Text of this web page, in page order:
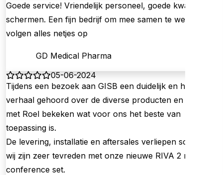
Goede service! Vriendelijk personeel, goede kwaliteit
schermen. Een fijn bedrijf om mee samen te werken, ze
volgen alles netjes op
GD Medical Pharma
05-06-2024
Tijdens een bezoek aan GISB een duidelijk en helder
verhaal gehoord over de diverse producten en samen
met Roel bekeken wat voor ons het beste van
toepassing is.
De levering, installatie en aftersales verliepen soepel en
wij zijn zeer tevreden met onze nieuwe RIVA 2 met
conference set.